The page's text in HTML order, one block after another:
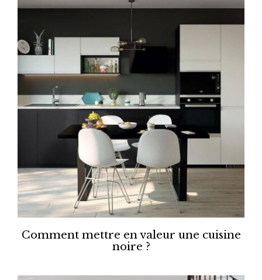
Comment mettre en valeur une cuisine
noire ?